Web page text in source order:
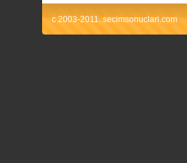
c 2003-2011. secimsonuclari.com